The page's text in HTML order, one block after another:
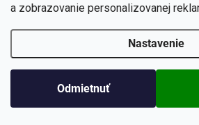
a zobrazovanie personalizovanej
Nastavenie
Odmietnuť
Hmotnosť
Ešte to stíhate!🙂 Zľava 5%